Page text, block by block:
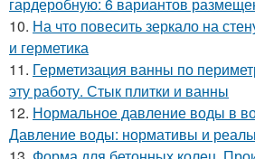
гардеробную: 6 вариантов
10. На что повесить зеркало на
и герметика
11. Герметизация ванны по
эту работу. Стык плитки и ванны
12. Нормальное давление воды в
Давление воды: нормативы и